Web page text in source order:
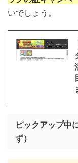
いでしょう。
ピックアップ中
ず）